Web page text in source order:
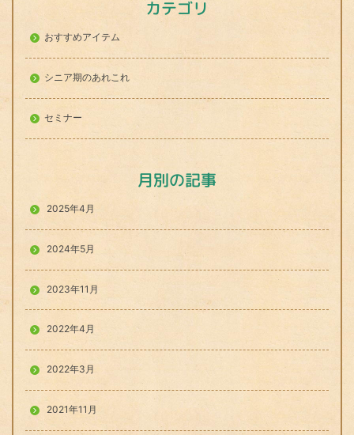
カテゴリ
おすすめアイテム
シニア期のあれこれ
セミナー
月別の記事
2025年4月
2024年5月
2023年11月
2022年4月
2022年3月
2021年11月